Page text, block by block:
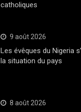
catholiques
9 août 2026
Les évêques du Nigeria
la situation du pays
8 août 2026